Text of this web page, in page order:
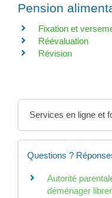
Pension
Fixation et
Réévaluation
Révision
Services en ligne et
Questions ?
Autorité
déménager